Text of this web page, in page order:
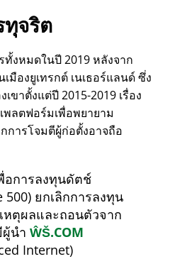
ทุจริต
งหมดในปี 2019 หลังจาก
มืองยูเทรกต์ เนเธอร์แลนด์ ซึ่ง
ขาตั้งแต่ปี 2015-2019 เรื่อง
ลตฟอร์มเพื่อพยายาม
การโจมตีผู้ก่อตั้งอาจถือ
อการลงทุนดัตช์
ยกเลิกการลงทุน
หตุผลและถอนตัวจาก
นำ ŴŠ.COM
Internet)